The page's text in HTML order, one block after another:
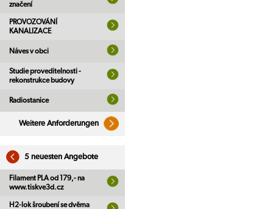
značení
PROVOZOVÁNÍ
KANALIZACE
Náves v obci
Studie proveditelnosti -
rekonstrukce budovy
Radiostanice
Weitere Anforderungen
5 neuesten Angebote
Filament PLA od 179,- na
www.tiskve3d.cz
H2-lok šroubení se dvěma